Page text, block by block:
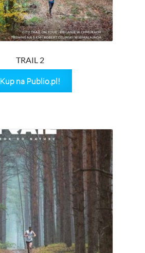
TRAIL 2
Kup na Publio.pl!